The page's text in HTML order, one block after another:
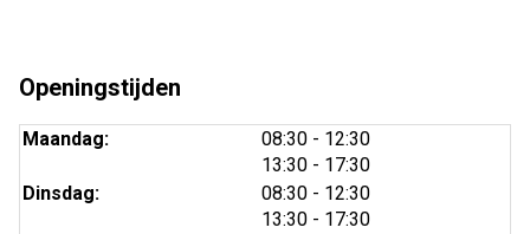
Openingstijden
Maandag: 08:30 tot
- 12:30
13:30 tot
- 17:30
Dinsdag:
08:30 tot
- 12:30
13:30 tot
- 17:30